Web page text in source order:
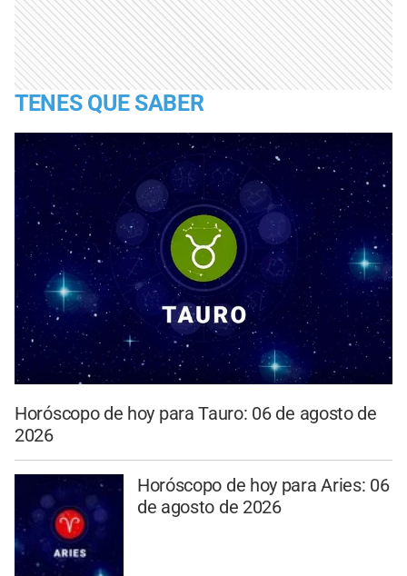
TENES QUE SABER
Horóscopo de hoy para Tauro: 06 de agosto de
2026
Horóscopo de hoy para Aries: 06
de agosto de 2026